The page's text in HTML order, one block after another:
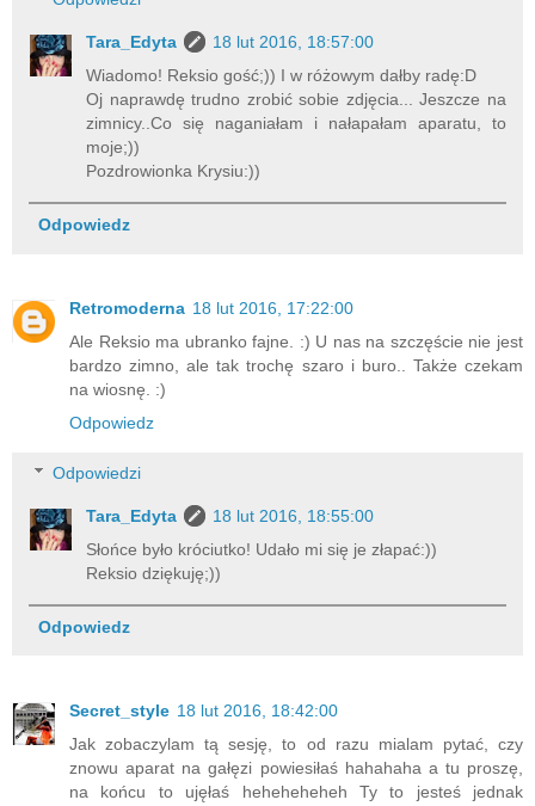
Tara_Edyta
18 lut 2016, 18:57:00
Wiadomo! Reksio gość;)) I w różowym dałby radę:D
Oj naprawdę trudno zrobić sobie zdjęcia... Jeszcze na
zimnicy..Co się naganiałam i nałapałam aparatu, to
moje;))
Pozdrowionka Krysiu:))
Odpowiedz
Retromoderna 18 lut 2016, 17:22:00
Ale Reksio ma ubranko fajne. :) U nas na szczęście nie jest
bardzo zimno, ale tak trochę szaro i buro.. Także czekam
na wiosnę. :)
Odpowiedz
Odpowiedzi
Tara_Edyta
18 lut 2016, 18:55:00
Słońce było króciutko! Udało mi się je złapać:))
Reksio dziękuję;))
Odpowiedz
Secret_style 18 lut 2016, 18:42:00
Jak zobaczylam tą sesję, to od razu mialam pytać, czy
znowu aparat na gałęzi powiesiłaś hahahaha a tu proszę,
na końcu to ujęłaś heheheheheh Ty to jesteś jednak